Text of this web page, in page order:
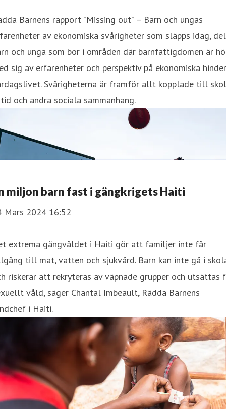
Barnens rapport ”Missing out” – Barn och ungas
av ekonomiska svårigheter som släpps idag,
och unga som bor i områden där barnfattigdomen är
sig av erfarenheter och perspektiv på ekonomiska
Svårigheterna är framför allt kopplade till
och andra sociala sammanhang.
miljon barn fast i gängkrigets Haiti
Mars 2024 16:52
extrema gängvåldet i Haiti gör att familjer inte får
till mat, vatten och sjukvård. Barn kan inte gå i
riskerar att rekryteras av väpnade grupper och utsättas
våld, säger Chantal Imbeault, Rädda Barnens
i Haiti.